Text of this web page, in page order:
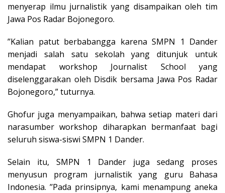
menyerap ilmu jurnalistik yang disampaikan oleh tim
Jawa Pos Radar Bojonegoro.
’’Kalian patut berbabangga karena SMPN 1 Dander
menjadi salah satu sekolah yang ditunjuk untuk
mendapat workshop Journalist School yang
diselenggarakan oleh Disdik bersama Jawa Pos Radar
Bojonegoro,” tuturnya.
Ghofur juga menyampaikan, bahwa setiap materi dari
narasumber workshop diharapkan bermanfaat bagi
seluruh siswa-siswi SMPN 1 Dander.
Selain itu, SMPN 1 Dander juga sedang proses
menyusun program jurnalistik yang guru Bahasa
Indonesia. ’’Pada prinsipnya, kami menampung aneka